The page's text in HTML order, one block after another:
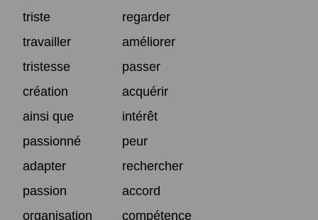
triste
regarder
travailler
améliorer
tristesse
passer
création
acquérir
ainsi que
intérêt
passionné
peur
adapter
rechercher
passion
accord
organisation
compétence